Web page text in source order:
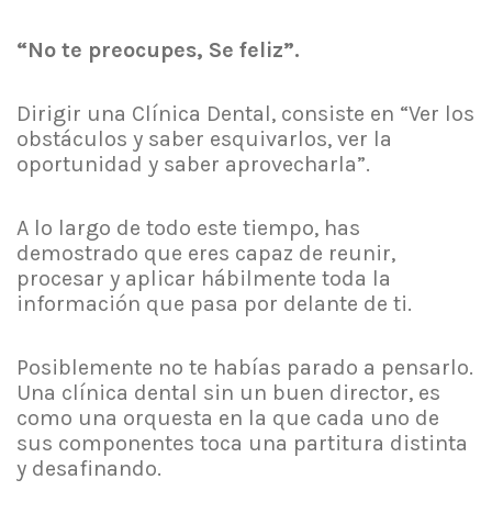
“No te preocupes, Se feliz”.
Dirigir una Clínica Dental, consiste en “Ver los
obstáculos y saber esquivarlos, ver la
oportunidad y saber aprovecharla”.
A lo largo de todo este tiempo, has
demostrado que eres capaz de reunir,
procesar y aplicar hábilmente toda la
información que pasa por delante de ti.
Posiblemente no te habías parado a pensarlo.
Una clínica dental sin un buen director, es
como una orquesta en la que cada uno de
sus componentes toca una partitura distinta
y desafinando.